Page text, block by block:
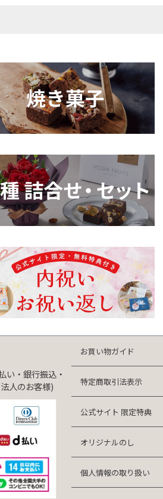
・銀行振込・
人のお客様)
お買い物ガイド
特定商取引法表示
公式サイト 限定特典
オリジナルのし
個人情報の取り扱い